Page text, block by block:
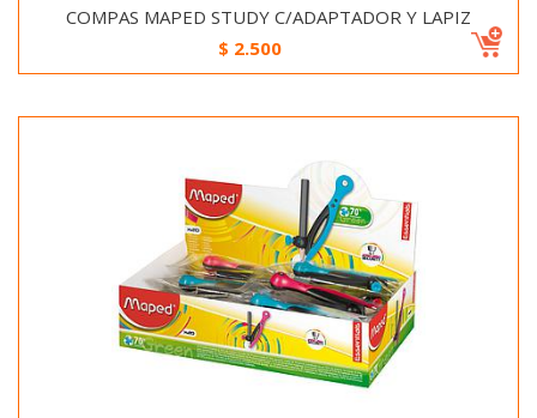
COMPAS MAPED STUDY C/ADAPTADOR Y LAPIZ
$ 2.500